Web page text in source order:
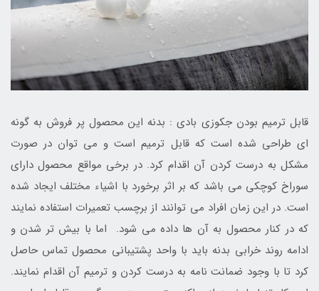
قابل ترمیم بودن جکوزی بادی : بدنه این محصول پر فروش به گونه
ای طراحی شده است که قابل ترمیم است و می توان در صورت
مشکل به درست کردن آن اقدام کرد. در برخی مواقع محصول دارای
سوراخ کوچکی می باشد که بر اثر برخورد با اشیاء مختلف ایجاد شده
است. در این زمان افراد می توانند از برچسب تعمیرات استفاده نمایند
که در کنار محصول به آن ها داده می شود. اما با بیش تر شدن و
ادامه روند خرابی بدنه باید با واحد پشتیبانی محصول تماس حاصل
کرد تا با وجود ضمانت نامه به درست کردن و ترمیم آن اقدام نمایند.